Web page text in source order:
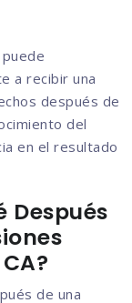
a recibir una
después de
del
en el resultado
Después
de una